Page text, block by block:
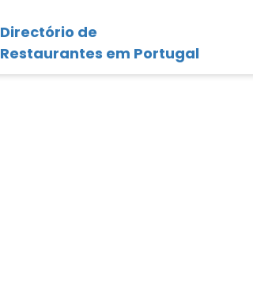
Directório de
Restaurantes em Portugal